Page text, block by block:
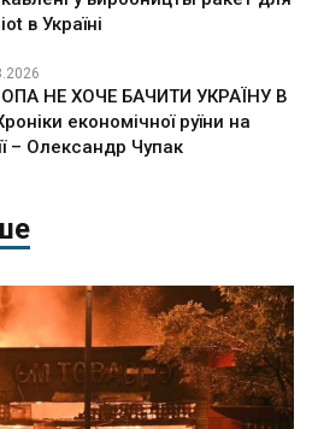
в Україні
НЕ ХОЧЕ БАЧИТИ УКРАЇНУ В
економічної руїни на
– Олександр Чупак